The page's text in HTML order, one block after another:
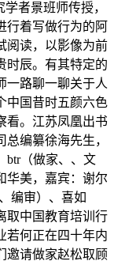
者景班师传授，
行着写做行为的阿
阅读，以影像为前
时辰。有其特定的
一路聊一聊关于人
中国昔时五颜六色
看。江苏凤凰出书
编纂徐海先生，
btr（做家、、文
华美，嘉宾：谢尔
编审）、喜如
取中国教育培训行
若何正在四十年内
邀请做家赵松取顾